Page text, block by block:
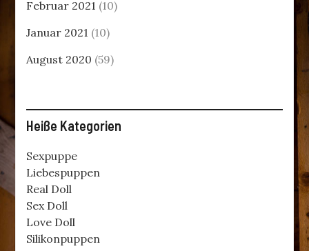
Februar 2021 (10)
Januar 2021 (10)
August 2020 (59)
Heiße Kategorien
Sexpuppe
Liebespuppen
Real Doll
Sex Doll
Love Doll
Silikonpuppen